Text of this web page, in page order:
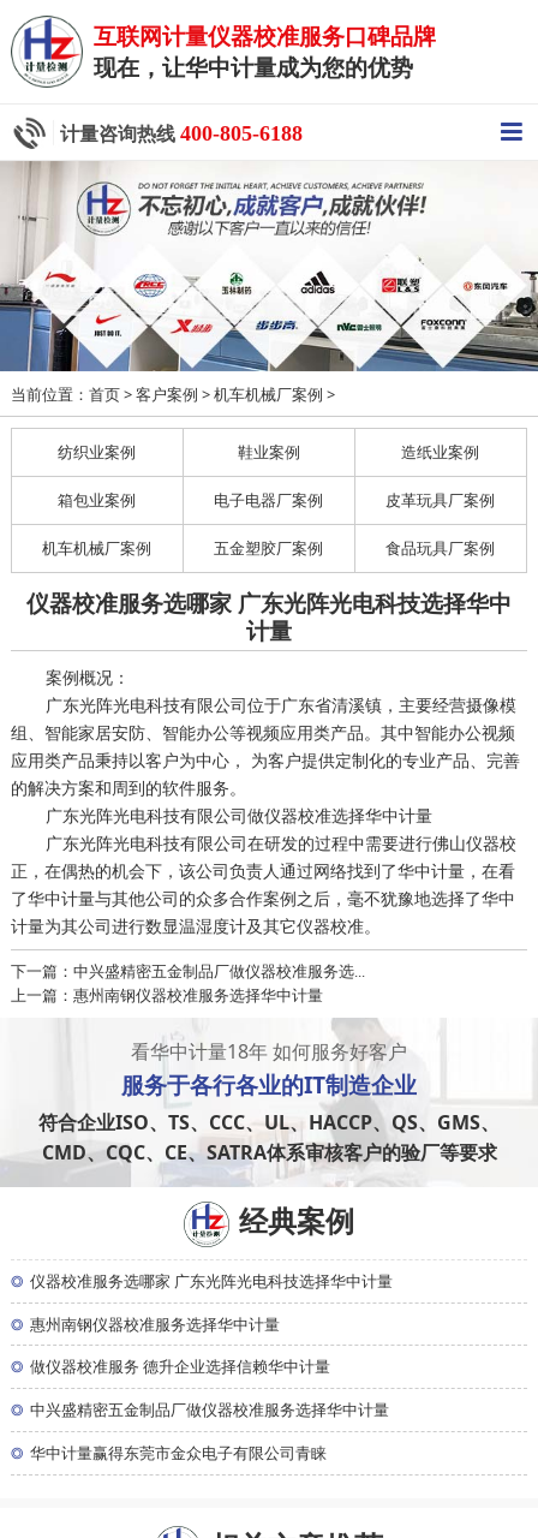
互联网计量仪器校准服务口碑品牌
现在，让华中计量成为您的优势
计量咨询热线 400-805-6188
当前位置： 首页> 客户案例 > 机车机械厂案例 >
纺织业案例 鞋业案例 造纸业案例
箱包业案例 电子电器厂案例 皮革玩具厂案例
机车机械厂案例 五金塑胶厂案例 食品玩具厂案例
仪器校准服务选哪家 广东光阵光电科技选择华中
计量
案例概况：
广东光阵光电科技有限公司位于广东省清溪镇，主要经营摄像模
组、智能家居安防、智能办公等视频应用类产品。其中智能办公视频
应用类产品秉持以客户为中心， 为客户提供定制化的专业产品、完善
的解决方案和周到的软件服务。
广东光阵光电科技有限公司做仪器校准选择华中计量
广东光阵光电科技有限公司在研发的过程中需要进行佛山仪器校
正，在偶热的机会下，该公司负责人通过网络找到了华中计量，在看
了华中计量与其他公司的众多合作案例之后，毫不犹豫地选择了华中
计量为其公司进行数显温湿度计及其它仪器校准。
下一篇：中兴盛精密五金制品厂做仪器校准服务选...
上一篇：惠州南钢仪器校准服务选择华中计量
看华中计量18年 如何服务好客户
服务于各行各业的IT制造企业
符合企业ISO、TS、CCC、UL、HACCP、QS、GMS、
CMD、CQC、CE、SATRA体系审核客户的验厂等要求
经典案例
◎ 仪器校准服务选哪家 广东光阵光电科技选择华中计量
◎ 惠州南钢仪器校准服务选择华中计量
◎ 做仪器校准服务 德升企业选择信赖华中计量
◎ 中兴盛精密五金制品厂做仪器校准服务选择华中计量
◎ 华中计量赢得东莞市金众电子有限公司青睐